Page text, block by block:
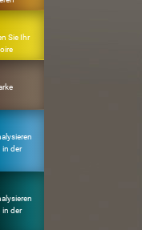
Sie Ihr
in der
in der